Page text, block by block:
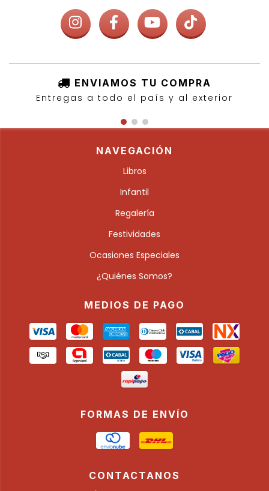
ENVIAMOS TU COMPRA
Entregas a todo el país y al exterior
NAVEGACIÓN
Libros
Infantil
Regalería
Festividades
Ocasiones Especiales
¿Quiénes Somos?
MEDIOS DE PAGO
FORMAS DE ENVÍO
CONTACTANOS